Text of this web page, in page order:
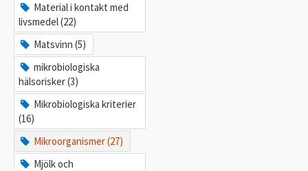
Material i kontakt med
livsmedel (22)
Matsvinn (5)
mikrobiologiska
hälsorisker (3)
Mikrobiologiska kriterier
(16)
Mikroorganismer (27)
Mjölk och